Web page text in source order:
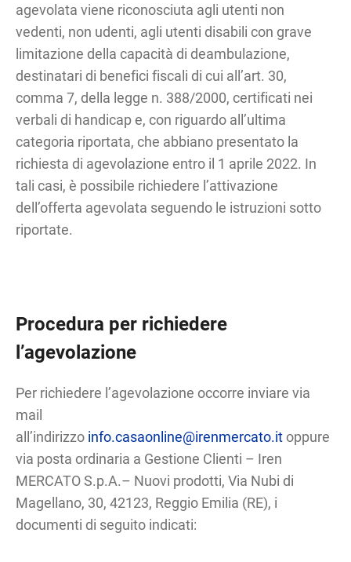
agevolata viene riconosciuta agli utenti non
vedenti, non udenti, agli utenti disabili con grave
limitazione della capacità di deambulazione,
destinatari di benefici fiscali di cui all’art. 30,
comma 7, della legge n. 388/2000, certificati nei
verbali di handicap e, con riguardo all’ultima
categoria riportata, che abbiano presentato la
richiesta di agevolazione entro il 1 aprile 2022. In
tali casi, è possibile richiedere l’attivazione
dell’offerta agevolata seguendo le istruzioni sotto
riportate.
Procedura per richiedere
l’agevolazione
Per richiedere l’agevolazione occorre inviare via
mail
all’indirizzo info.casaonline@irenmercato.itoppure
via posta ordinaria a Gestione Clienti – Iren
MERCATO S.p.A.– Nuovi prodotti, Via Nubi di
Magellano, 30, 42123, Reggio Emilia (RE), i
documenti di seguito indicati: